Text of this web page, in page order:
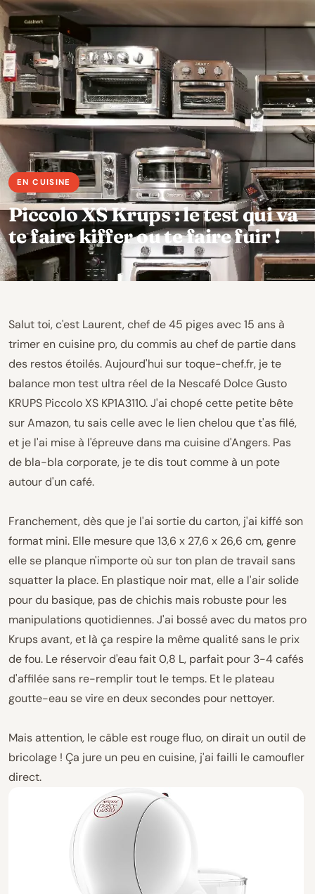
Piccolo XS Krups : le test qui va
te faire kiffer ou te faire fuir !
Salut toi, c'est Laurent, chef de 45 piges avec 15 ans à
trimer en cuisine pro, du commis au chef de partie dans
des restos étoilés. Aujourd'hui sur toque-chef.fr, je te
balance mon test ultra réel de la Nescafé Dolce Gusto
KRUPS Piccolo XS KP1A3110. J'ai chopé cette petite bête
sur Amazon, tu sais celle avec le lien chelou que t'as filé,
et je l'ai mise à l'épreuve dans ma cuisine d'Angers. Pas
de bla-bla corporate, je te dis tout comme à un pote
autour d'un café.
Franchement, dès que je l'ai sortie du carton, j'ai kiffé son
format mini. Elle mesure que 13,6 x 27,6 x 26,6 cm, genre
elle se planque n'importe où sur ton plan de travail sans
squatter la place. En plastique noir mat, elle a l'air solide
pour du basique, pas de chichis mais robuste pour les
manipulations quotidiennes. J'ai bossé avec du matos pro
Krups avant, et là ça respire la même qualité sans le prix
de fou. Le réservoir d'eau fait 0,8 L, parfait pour 3-4 cafés
d'affilée sans re-remplir tout le temps. Et le plateau
goutte-eau se vire en deux secondes pour nettoyer.
Mais attention, le câble est rouge fluo, on dirait un outil de
bricolage ! Ça jure un peu en cuisine, j'ai failli le camoufler
direct.